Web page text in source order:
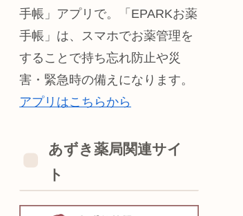
手帳」アプリで。「EPARKお薬
手帳」は、スマホでお薬管理を
することで持ち忘れ防止や災
害・緊急時の備えになります。
アプリはこちらから
あずき薬局関連サイ
ト